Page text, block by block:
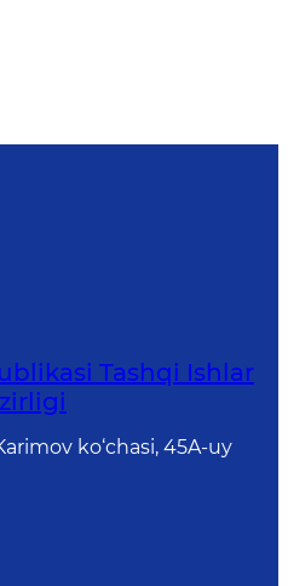
Tashqi Ishlаr
ko‘chasi, 45A-uy